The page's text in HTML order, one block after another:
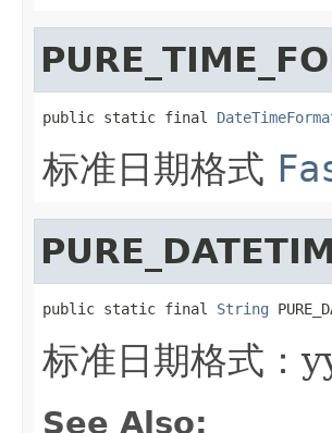
public static final
标准日期格式
public static final String
标准日期格式
See Also: